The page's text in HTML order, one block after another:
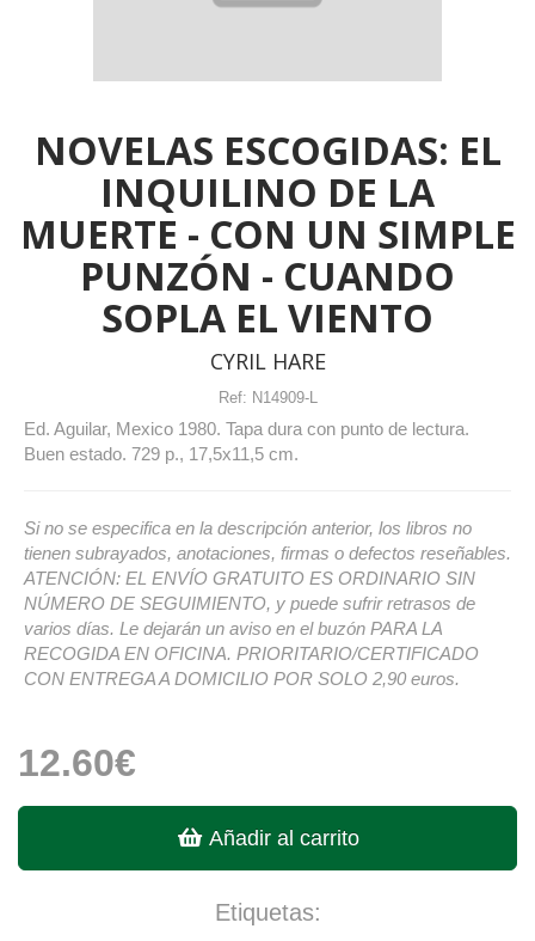
NOVELAS ESCOGIDAS: EL
INQUILINO DE LA
MUERTE - CON UN SIMPLE
PUNZÓN - CUANDO
SOPLA EL VIENTO
CYRIL HARE
Ref: N14909-L
Ed. Aguilar, Mexico 1980. Tapa dura con punto de lectura.
Buen estado. 729 p., 17,5x11,5 cm.
Si no se especifica en la descripción anterior, los libros no
tienen subrayados, anotaciones, firmas o defectos reseñables.
ATENCIÓN: EL ENVÍO GRATUITO ES ORDINARIO SIN
NÚMERO DE SEGUIMIENTO, y puede sufrir retrasos de
varios días. Le dejarán un aviso en el buzón PARA LA
RECOGIDA EN OFICINA. PRIORITARIO/CERTIFICADO
CON ENTREGA A DOMICILIO POR SOLO 2,90 euros.
12.60€
Añadir al carrito
Etiquetas: